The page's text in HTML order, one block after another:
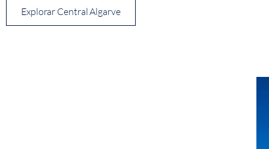
Explorar Central Algarve